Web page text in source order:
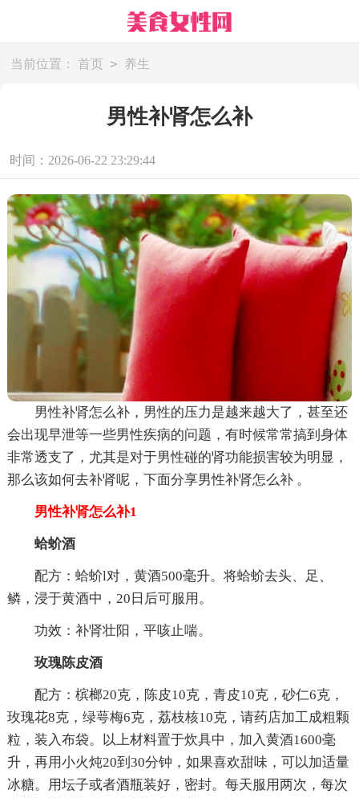
当前位置： 首页 > 养生
男性补肾怎么补
时间：2026-06-22 23:29:44
男性补肾怎么补，男性的压力是越来越大了，甚至还
会出现早泄等一些男性疾病的问题，有时候常常搞到身体
非常透支了，尤其是对于男性碰的肾功能损害较为明显，
那么该如何去补肾呢，下面分享男性补肾怎么补 。
男性补肾怎么补1
蛤蚧酒
配方：蛤蚧l对，黄酒500毫升。将蛤蚧去头、足、
鳞，浸于黄酒中，20日后可服用。
功效：补肾壮阳，平咳止喘。
玫瑰陈皮酒
配方：槟榔20克，陈皮10克，青皮10克，砂仁6克，
玫瑰花8克，绿萼梅6克，荔枝核10克，请药店加工成粗颗
粒，装入布袋。以上材料置于炊具中，加入黄酒1600毫
升，再用小火炖20到30分钟，如果喜欢甜味，可以加适量
冰糖。用坛子或者酒瓶装好，密封。每天服用两次，每次